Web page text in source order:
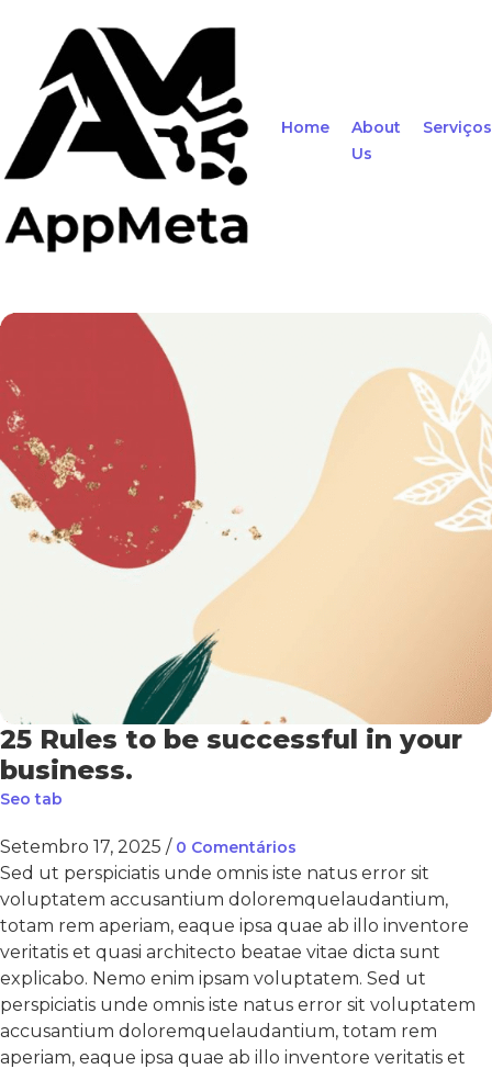
Home
About
Us
Serviços
25 Rules to be successful in your
business.
Seo tab
Setembro 17, 2025 / 0 Comentários
Sed ut perspiciatis unde omnis iste natus error sit
voluptatem accusantium doloremquelaudantium,
totam rem aperiam, eaque ipsa quae ab illo inventore
veritatis et quasi architecto beatae vitae dicta sunt
explicabo. Nemo enim ipsam voluptatem. Sed ut
perspiciatis unde omnis iste natus error sit voluptatem
accusantium doloremquelaudantium, totam rem
aperiam, eaque ipsa quae ab illo inventore veritatis et